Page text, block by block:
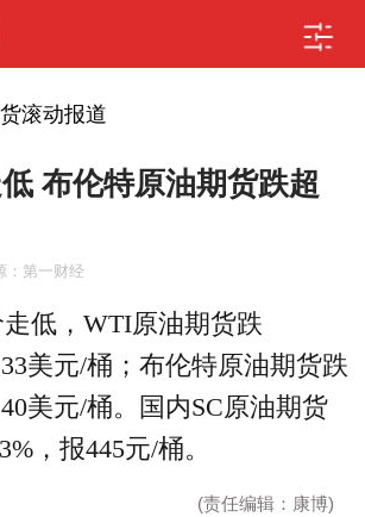
滚动报道
布伦特原油期货跌超
：第一财经
低，WTI原油期货跌
美元/桶；布伦特原油期货跌
美元/桶。国内SC原油期货
，报445元/桶。
(责任编辑：康博)